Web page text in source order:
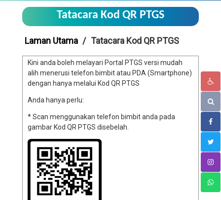
Tatacara Kod QR PTGS
Laman Utama Tatacara Kod QR PTGS
Kini anda boleh melayari Portal PTGS versi mudah
alih menerusi telefon bimbit atau PDA (Smartphone)
dengan hanya melalui Kod QR PTGS
Anda hanya perlu:
* Scan menggunakan telefon bimbit anda pada
gambar Kod QR PTGS disebelah.